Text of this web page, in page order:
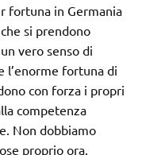
fortuna in Germania
si prendono
vero senso di
l’enorme fortuna di
con forza i propri
competenza
Non dobbiamo
proprio ora.